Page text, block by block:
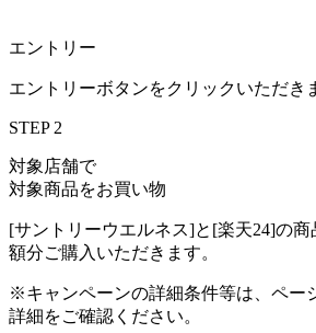
エントリー
エントリーボタンをクリックいただき
STEP 2
対象店舗で
対象商品をお買い物
[サントリーウエルネス]と[楽天24]の
額分ご購入いただきます。
※キャンペーンの詳細条件等は、ペー
詳細をご確認ください。